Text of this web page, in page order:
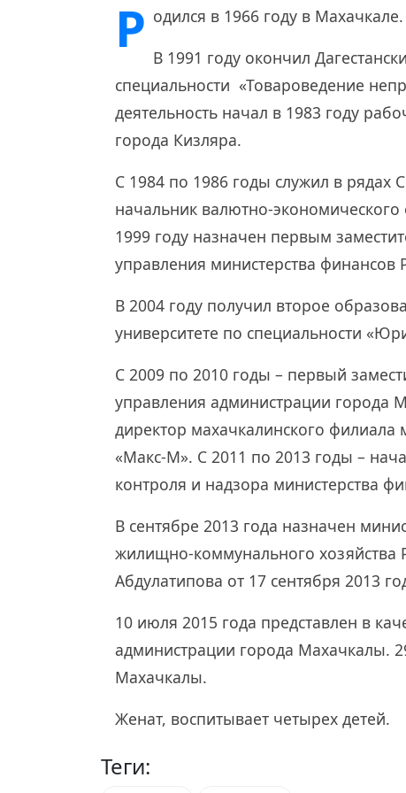
Р одился в 1966 году в Махачкале.
В 1991 году окончил
специальности «Товароведение
деятельность начал в 1983 году
города Кизляра.
С 1984 по 1986 годы служил в рядах
начальник валютно-
1999 году назначен первым
управления министерства финансов
В 2004 году получил второе
университете по специальности
С 2009 по 2010 годы – первый
управления администрации города
директор махачкалинского
«Макс-М». С 2011 по 2013 годы –
контроля и надзора министерства
В сентябре 2013 года назначен
жилищно-коммунального хозяйства
Абдулатипова от 17 сентября 2013
10 июля 2015 года представлен в
администрации города Махачкалы.
Махачкалы.
Женат, воспитывает четырех детей.
Теги: